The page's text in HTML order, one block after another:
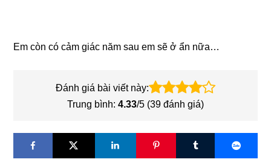
Em còn có cảm giác năm sau em sẽ ở ẩn nữa…
Đánh giá bài viết này:
Trung bình: 4.33/5 (39 đánh giá)